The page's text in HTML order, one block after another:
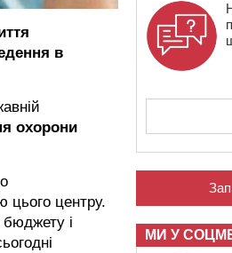
в
охорони
цього центру.
і
МИ У